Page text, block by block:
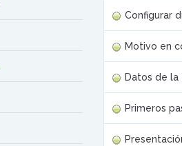
Configurar
Motivo en
Datos de
Primeros